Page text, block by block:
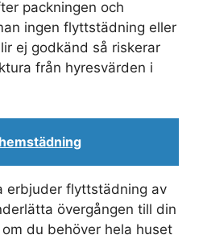
packningen och
ingen flyttstädning eller
ej godkänd så riskerar
från hyresvärden i
erbjuder flyttstädning av
övergången till din
du behöver hela huset